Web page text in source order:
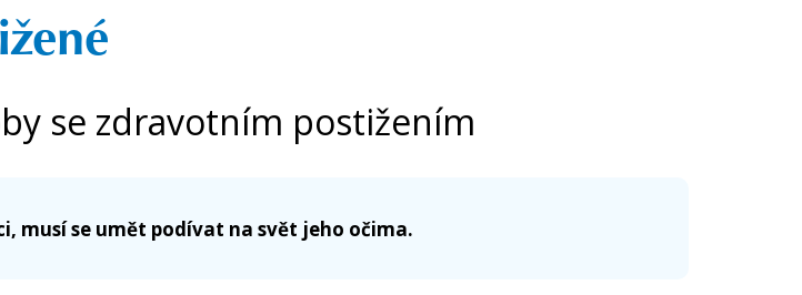
se zdravotním postižením
musí se umět podívat na svět jeho očima.